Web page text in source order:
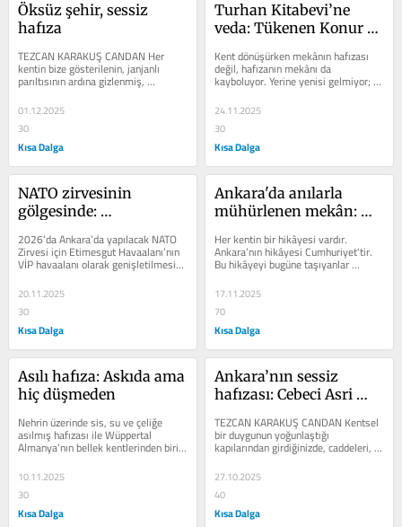
Öksüz şehir, sessiz
hafıza
TEZCAN KARAKUŞ CANDAN Her
kentin bize gösterilenin, janjanlı
parıltısının ardına gizlenmiş,
konuşmak istenmeyen ardıl bir
varlığı...
01.12.2025
30
Kısa Dalga
Turhan Kitabevi’ne
veda: Tükenen Konur
Kent dönüşürken mekânın hafızası
değil, hafızanın mekânı da
kayboluyor. Yerine yenisi gelmiyor;
her ne kadar yenilenmiş gibi
görünse...
24.11.2025
30
Kısa Dalga
NATO zirvesinin
gölgesinde:
hafıza
2026’da Ankara’da yapılacak NATO
Zirvesi için Etimesgut Havaalanı’nın
VİP havaalanı olarak genişletilmesine
20.11.2025
30
Kısa Dalga
Ankara'da anılarla
mühürlenen mekân:
Her kentin bir hikâyesi vardır.
Ankara’nın hikâyesi Cumhuriyet'tir.
Bu hikâyeyi bugüne taşıyanlar
mekânlardır. Anı biriktiren, dostluk...
17.11.2025
70
Kısa Dalga
Asılı hafıza: Askıda ama
hiç düşmeden
Nehrin üzerinde sis, su ve çeliğe
asılmış hafızası ile Wüppertal
Almanya’nın bellek kentlerinden birisi
olarak karşıladı bizi. 1901...
10.11.2025
30
Kısa Dalga
Ankara’nın sessiz
hafızası: Cebeci Asri
TEZCAN KARAKUŞ CANDAN Kentsel
bir duygunun yoğunlaştığı
kapılarından girdiğinizde, caddeleri,
sokakları, meydanı peyzajı ile küçük
bir...
27.10.2025
40
Kısa Dalga